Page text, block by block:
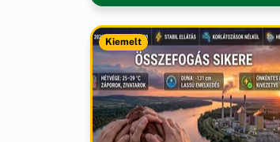
Kiemelt